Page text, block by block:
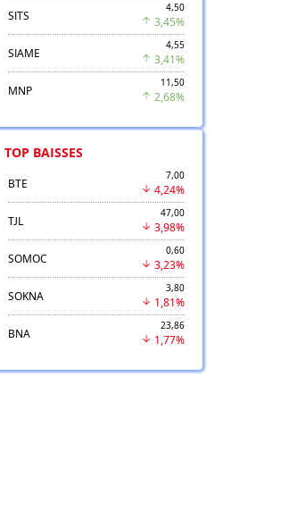
SITS
4,50
3,45%
SIAME
4,55
3,41%
MNP
11,50
2,68%
TOP BAISSES
BTE
7,00
4,24%
TJL
47,00
3,98%
SOMOC
0,60
3,23%
SOKNA
3,80
1,81%
BNA
23,86
1,77%